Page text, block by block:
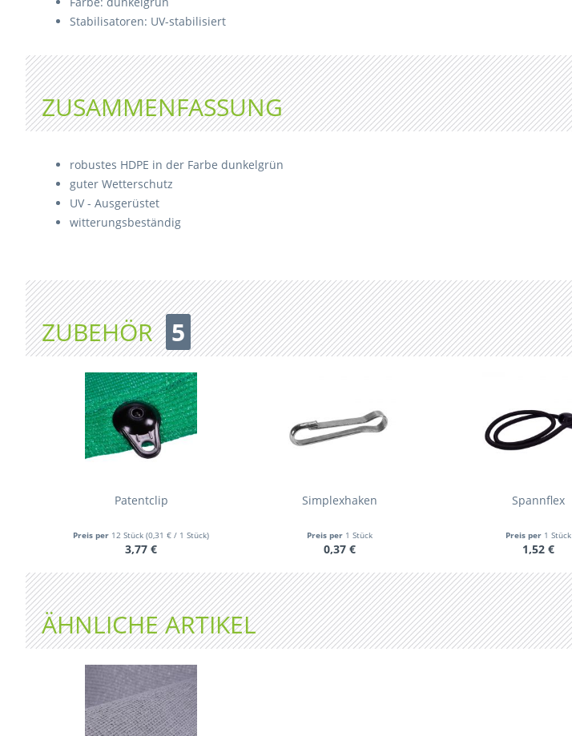
Stabilisatoren: UV-stabilisiert
ZUSAMMENFASSUNG
robustes HDPE in der Farbe dunkelgrün
guter Wetterschutz
UV - Ausgerüstet
witterungsbeständig
ZUBEHÖR 5
Patentclip
Preis per 12 Stück (0,31 € / 1 Stück)
3,77 €
Simplexhaken
Preis per 1 Stück
0,37 €
Spannflex
Preis per 1 Stück
1,52 €
ÄHNLICHE ARTIKEL